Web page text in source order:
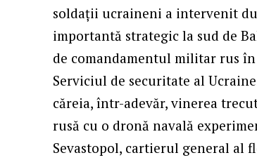
soldații ucraineni a intervenit
importantă strategic la sud de
de comandamentul militar rus
Serviciul de securitate al
căreia, într-adevăr, vinerea
rusă cu o dronă navală
Sevastopol, cartierul general al